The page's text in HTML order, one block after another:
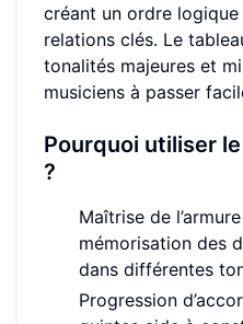
créant un ordre
relations clés. Le
tonalités majeures et
musiciens à passer
Pourquoi utiliser
?
Maîtrise de
mémorisation des
dans différentes
Progression